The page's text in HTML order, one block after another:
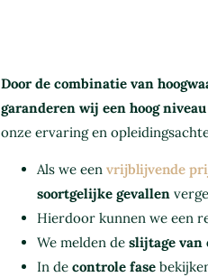
Door de combinatie van
garanderen wij een hoog
onze ervaring en
Als we een vrijblijvende
soortgelijke gevallen
Hierdoor kunnen we een
We melden de slijtage van
In de controle fase